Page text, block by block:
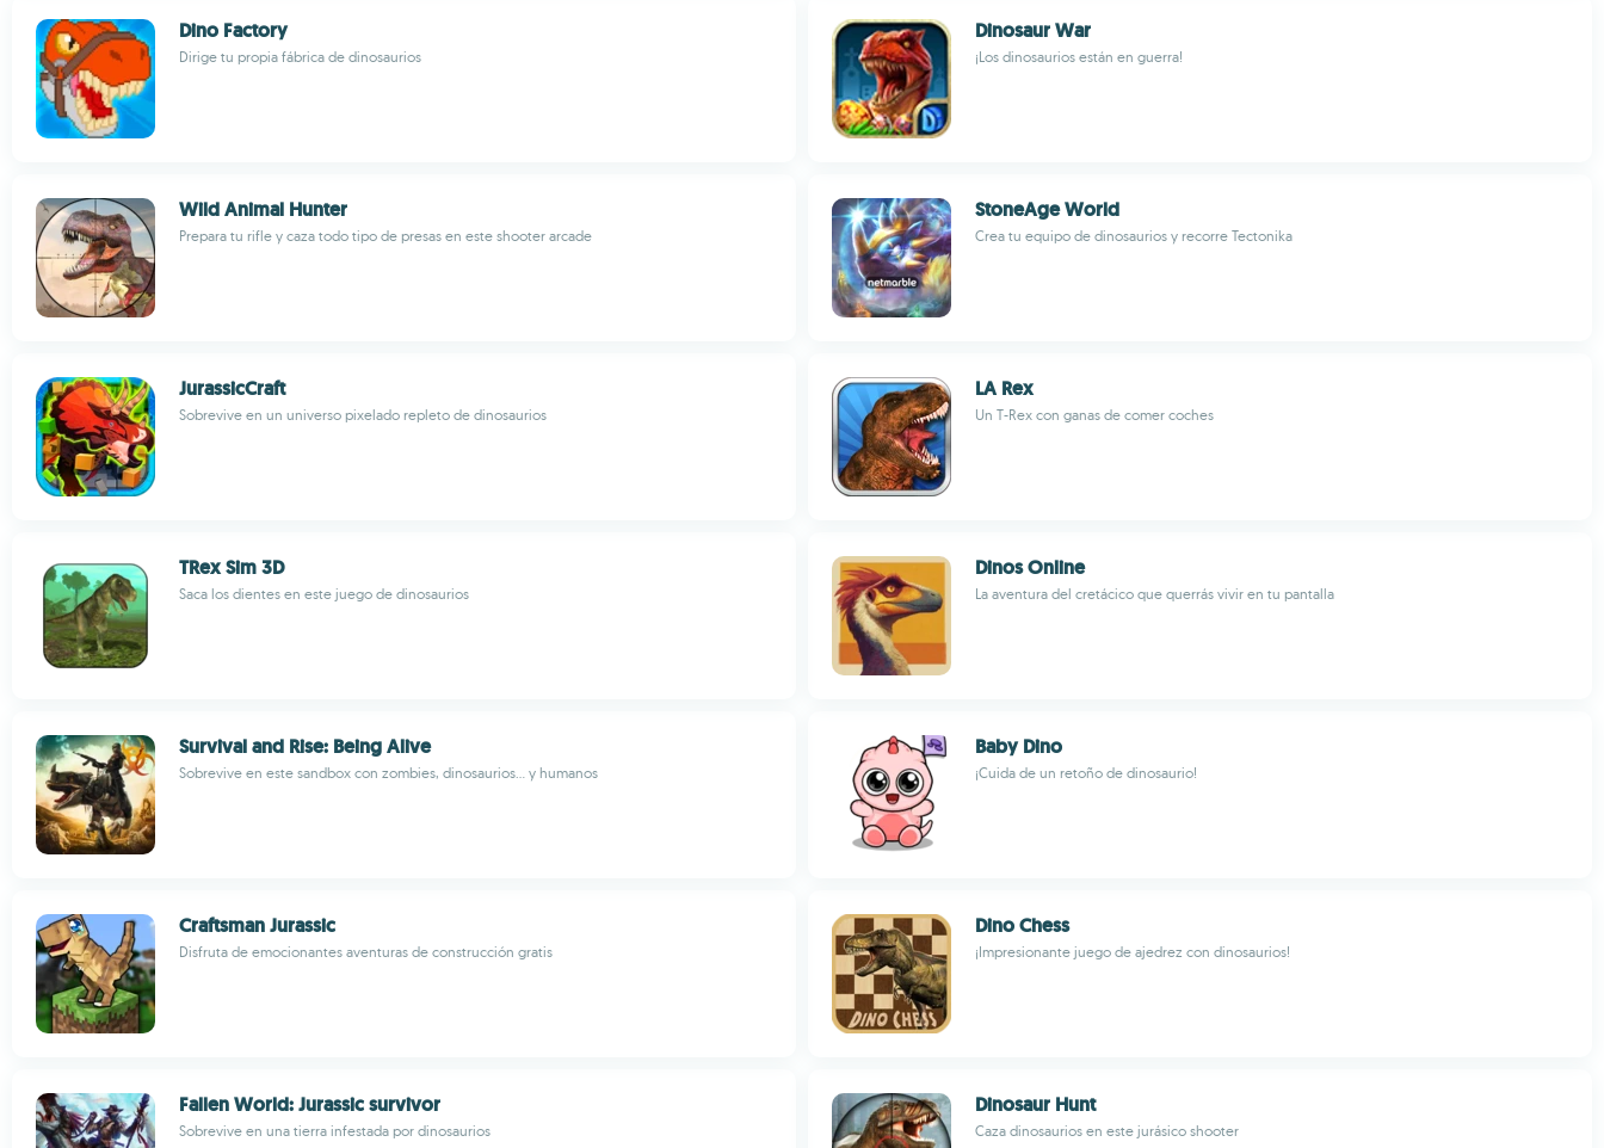
Dino Factory
Dirige tu propia fábrica de dinosaurios
Dinosaur War
¡Los dinosaurios están en guerra!
Wild Animal Hunter
Prepara tu rifle y caza todo tipo de presas en este shooter arcade
StoneAge World
Crea tu equipo de dinosaurios y recorre Tectonika
JurassicCraft
Sobrevive en un universo pixelado repleto de dinosaurios
LA Rex
Un T-Rex con ganas de comer coches
TRex Sim 3D
Saca los dientes en este juego de dinosaurios
Dinos Online
La aventura del cretácico que querrás vivir en tu pantalla
Survival and Rise: Being Alive
Sobrevive en este sandbox con zombies, dinosaurios... y humanos
Baby Dino
¡Cuida de un retoño de dinosaurio!
Craftsman Jurassic
Disfruta de emocionantes aventuras de construcción gratis
Dino Chess
¡Impresionante juego de ajedrez con dinosaurios!
Fallen World: Jurassic survivor
Sobrevive en una tierra infestada por dinosaurios
Dinosaur Hunt
Caza dinosaurios en este jurásico shooter